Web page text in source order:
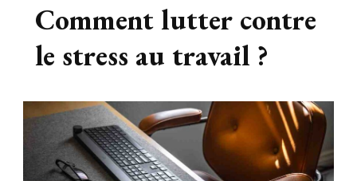
Comment lutter contre
le stress au travail ?